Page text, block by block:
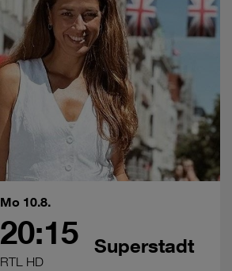
Mo 10.8.
20:15
RTL HD
Superstadt